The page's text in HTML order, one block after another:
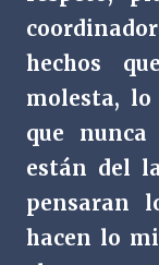
hechos
molesta, lo
que
están del
pensaran
hacen lo